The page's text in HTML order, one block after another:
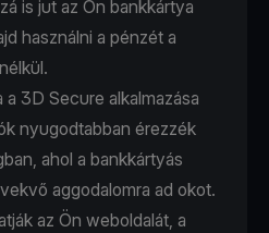
is jut az Ön bankkártya
használni a pénzét a
a 3D Secure alkalmazása
nyugodtabban érezzék
ahol a bankkártyás
aggodalomra ad okot.
az Ön weboldalát, a